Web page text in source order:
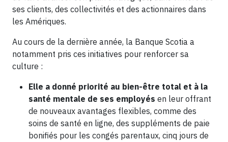
ses clients, des collectivités et des actionnaires dans
les Amériques.
Au cours de la dernière année, la Banque Scotia a
notamment pris ces initiatives pour renforcer sa
culture :
Elle a donné priorité au bien-être total et à la
santé mentale de ses employés en leur offrant
de nouveaux avantages flexibles, comme des
soins de santé en ligne, des suppléments de paie
bonifiés pour les congés parentaux, cinq jours de